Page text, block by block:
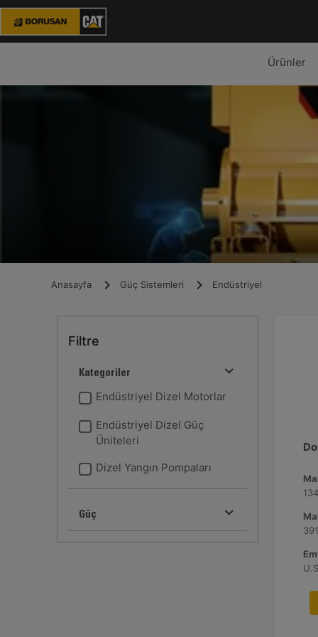
Ürünler
Anasayfa Güç Sistemleri Endüstriyel
Filtre
Kategoriler
Endüstriyel Dizel Motorlar
Endüstriyel Dizel Güç
Üniteleri
Dizel Yangın Pompaları
Güç